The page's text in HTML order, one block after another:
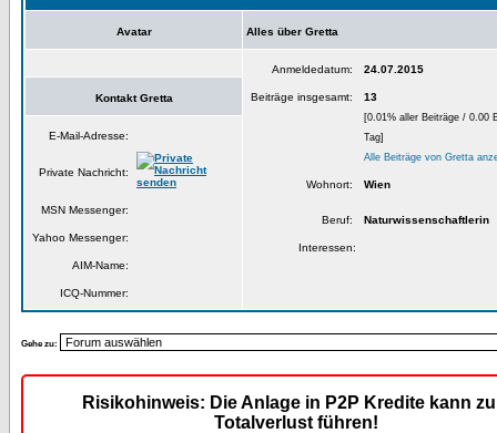
Avatar Alles über Gretta
Anmeldedatum: 24.07.2015
Beiträge insgesamt: 13
[0.01% aller Beiträge / 0.00
Tag]
Alle Beiträge von Gretta
Wohnort: Wien
Beruf: Naturwissenschaftlerin
Interessen:
Kontakt Gretta
E-Mail-Adresse:
Private Nachricht:
MSN Messenger:
Yahoo Messenger:
AIM-Name:
ICQ-Nummer:
Gehe zu:
Risikohinweis: Die Anlage in P2P Kredite kann
Totalverlust führen!